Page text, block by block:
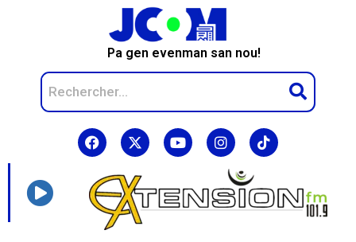
Pa gen evenman san nou!